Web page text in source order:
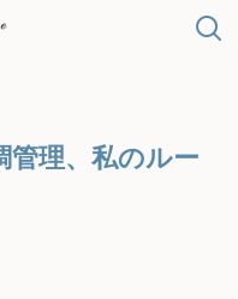
管理、私のルー